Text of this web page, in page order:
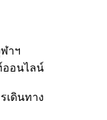
าฯ
อนไลน์
เดินทาง